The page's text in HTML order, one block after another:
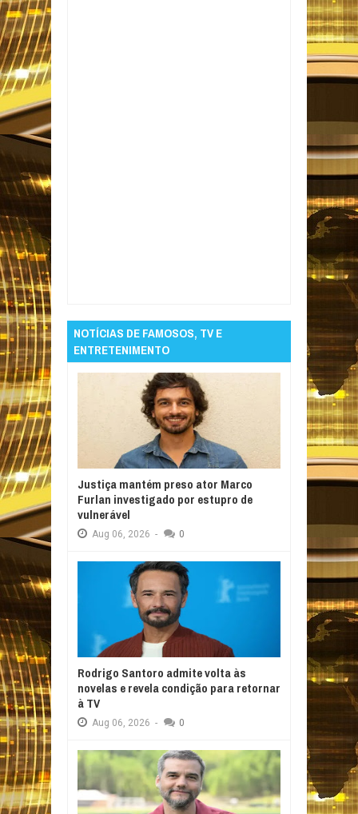
NOTÍCIAS DE FAMOSOS, TV E
ENTRETENIMENTO
Justiça mantém preso ator Marco
Furlan investigado por estupro de
vulnerável
Aug 06, 2026 - 0
Rodrigo Santoro admite volta às
novelas e revela condição para retornar
à TV
Aug 06, 2026 - 0